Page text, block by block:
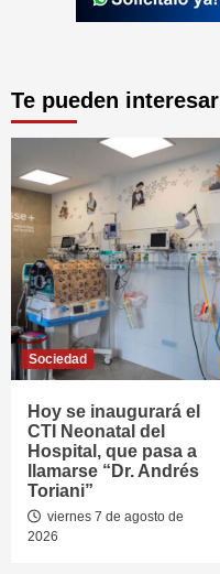
Te pueden interesar
Sociedad
Hoy se inaugurará el
CTI Neonatal del
Hospital, que pasa a
llamarse “Dr. Andrés
Toriani”
viernes 7 de agosto de
2026